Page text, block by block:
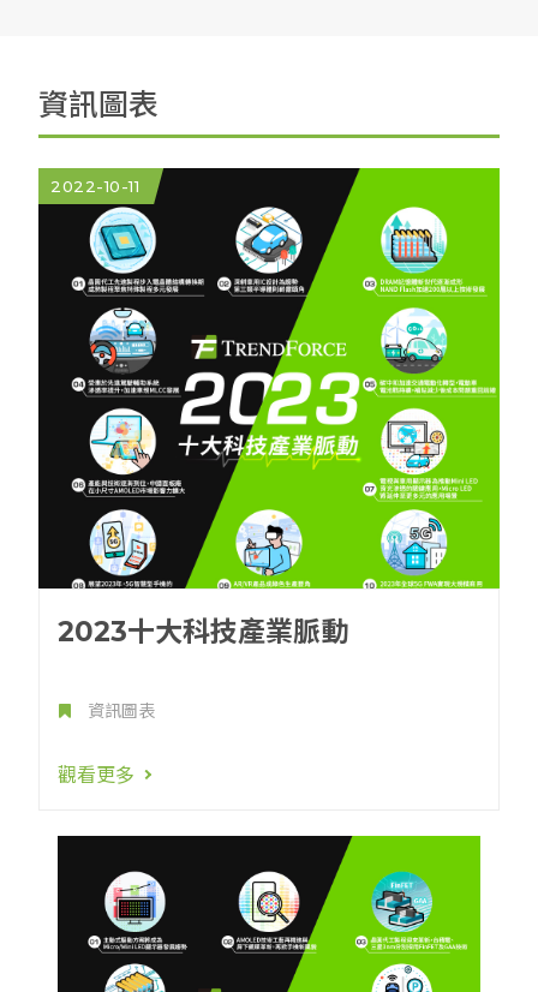
資訊圖表
2022-10-11
2023十大科技產業脈動
資訊圖表
觀看更多